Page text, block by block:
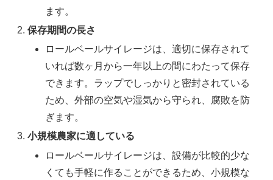
ます。
保存期間の長さ
ロールベールサイレージは、適切に保存されて
いれば数ヶ月から一年以上の間にわたって保存
できます。ラップでしっかりと密封されている
ため、外部の空気や湿気から守られ、腐敗を防
ぎます。
小規模農家に適している
ロールベールサイレージは、設備が比較的少な
くても手軽に作ることができるため、小規模な